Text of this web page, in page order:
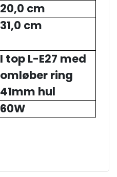
20,0 cm
31,0 cm
I top L-E27 med
omløber ring
41mm hul
60W